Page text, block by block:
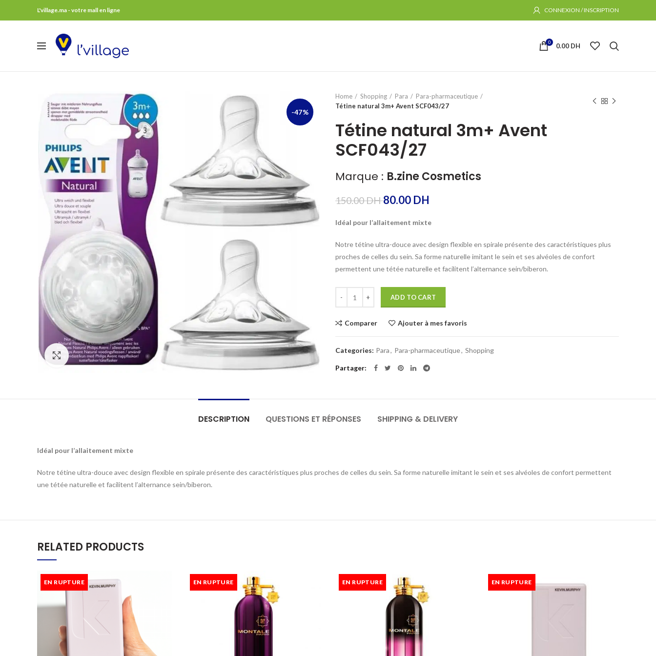
L'village.ma - votre mall en ligne CONNEXION / INSCRIPTION
0 0.00 DH
-47%
Agrandir
Home Shopping Para
Para-pharmaceutique
Tétine natural 3m+ Avent SCF043/27
Tétine natural 3m+ Avent
SCF043/27
Marque : B.zine Cosmetics
150.00DH80.00 DH
Idéal pour l’allaitement mixte
Notre tétine ultra-douce avec design flexible en spirale présente des caractéristiques plus
proches de celles du sein. Sa forme naturelle imitant le sein et ses alvéoles de confort
permettent une tétée naturelle et facilitent l’alternance sein/biberon.
ADD TO CART
Comparer Ajouter à mes favoris
Categories: Para, Para-pharmaceutique, Shopping
Partager
DESCRIPTION QUESTIONS ET RÉPONSES SHIPPING & DELIVERY
Idéal pour l’allaitement mixte
Notre tétine ultra-douce avec design flexible en spirale présente des caractéristiques plus proches de celles du sein. Sa forme naturelle imitant le sein et ses alvéoles de confort permettent
une tétée naturelle et facilitent l’alternance sein/biberon.
RELATED PRODUCTS
EN RUPTURE EN RUPTURE EN RUPTURE EN RUPTURE